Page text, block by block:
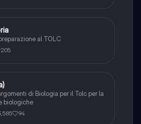
al TOLC
205
di Biologia per il Tolc per la
biologiche
94